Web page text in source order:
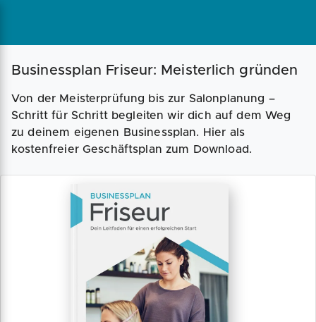
Businessplan Friseur: Meisterlich gründen
Von der Meisterprüfung bis zur Salonplanung –
Schritt für Schritt begleiten wir dich auf dem Weg
zu deinem eigenen Businessplan. Hier als
kostenfreier Geschäftsplan zum Download.